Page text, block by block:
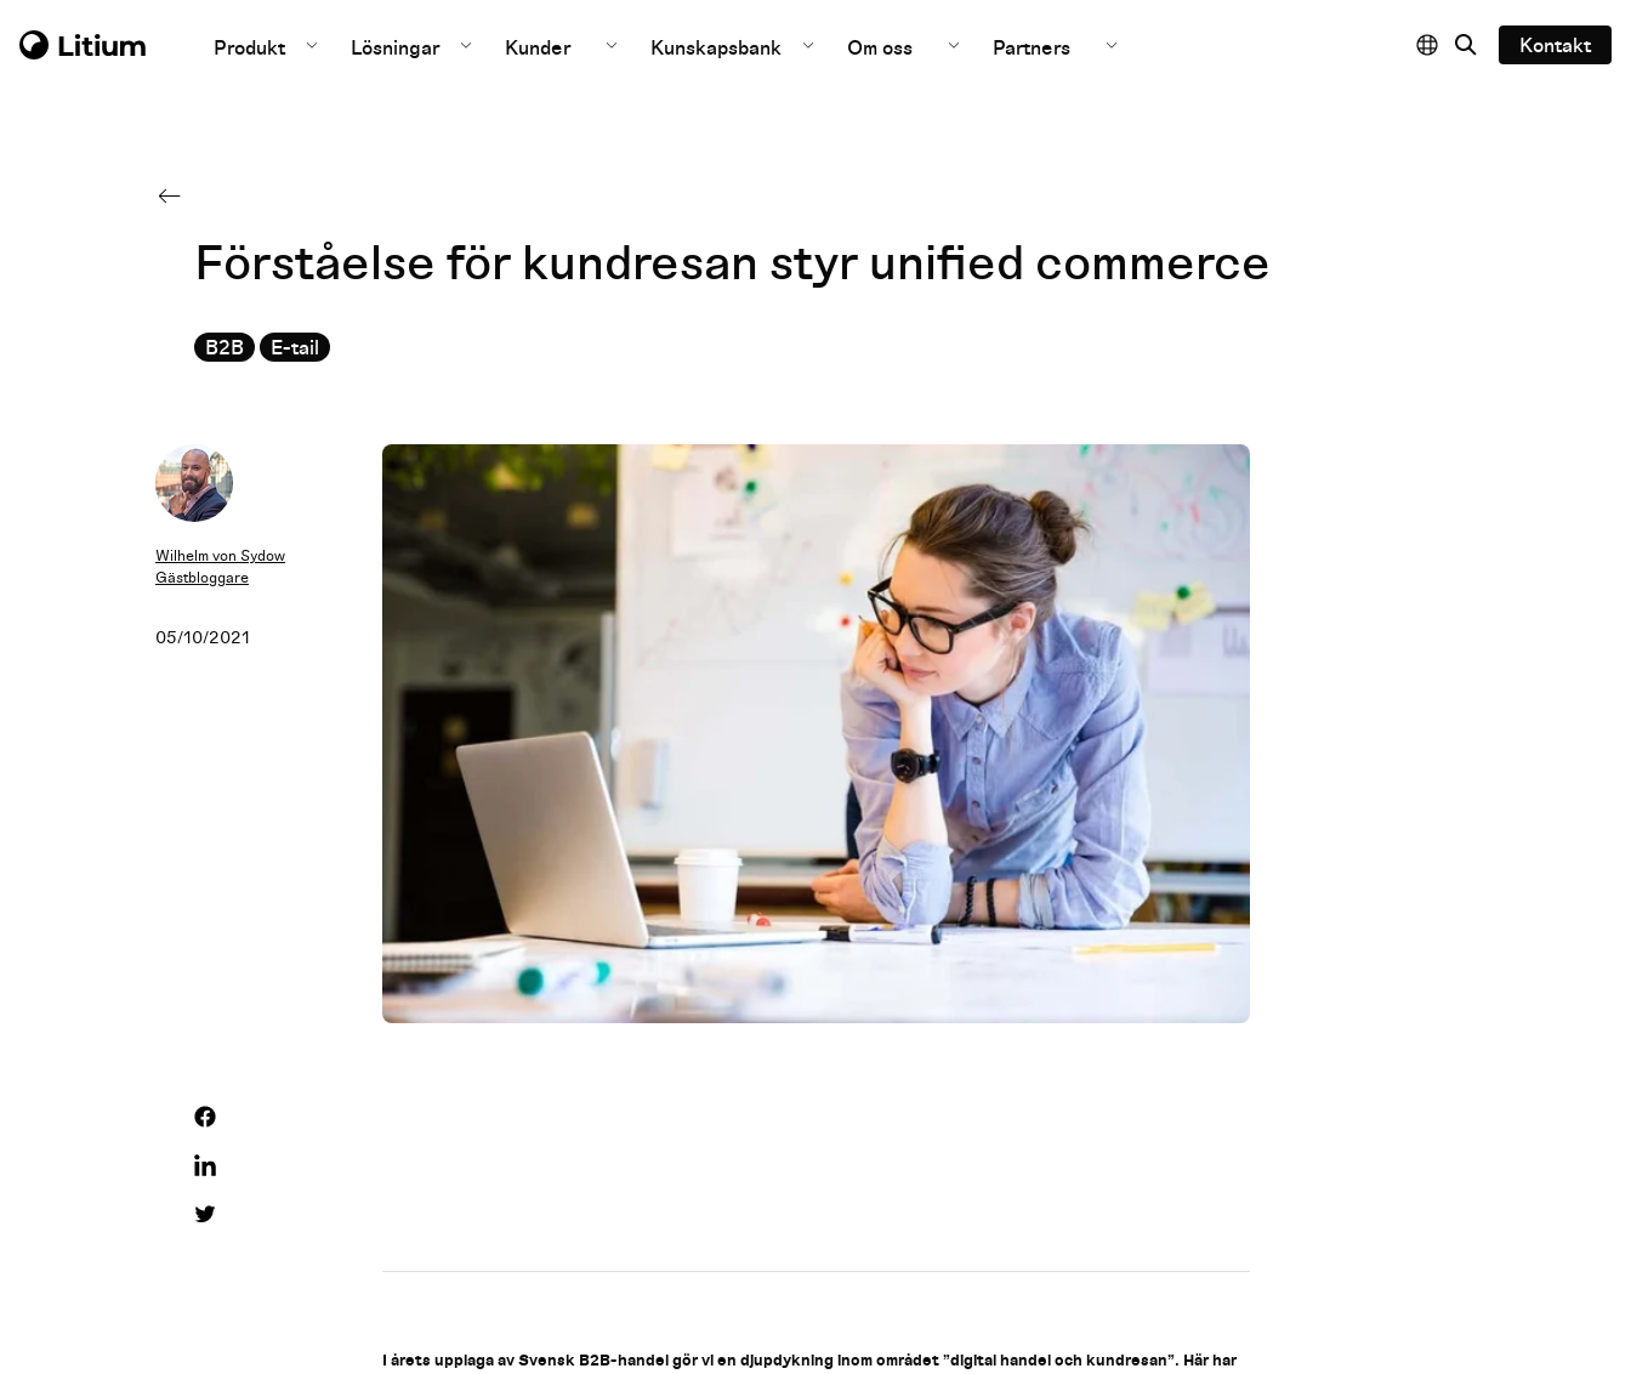
Produkt Lösningar Kunder Kunskapsbank Om oss Partners Kontakt
Förståelse för kundresan styr unified commerce
B2B E-tail
Wilhelm von Sydow
Gästbloggare
05/10/2021
I årets upplaga av Svensk B2B-handel gör vi en djupdykning inom området ”digital handel och kundresan”. Här har